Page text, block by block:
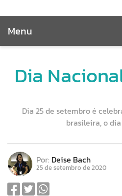
Menu
Dia
Dia 25 de setembro é
brasileira, o
Por: Deise Bach
25 de setembro de 2020